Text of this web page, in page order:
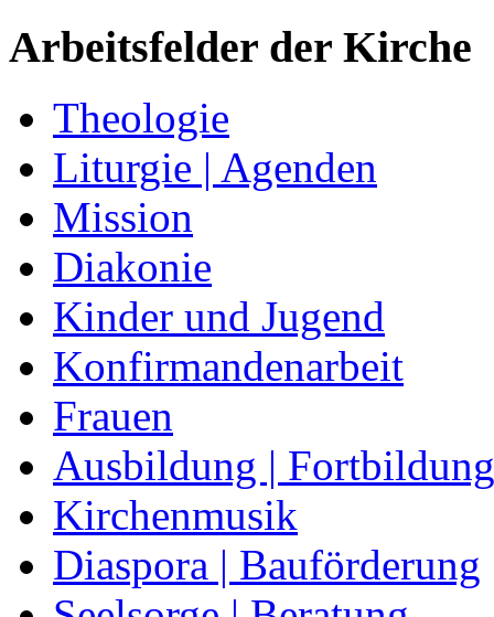
Arbeitsfelder der Kirche
Theologie
Liturgie | Agenden
Mission
Diakonie
Kinder und Jugend
Konfirmandenarbeit
Frauen
Ausbildung | Fortbildung
Kirchenmusik
Diaspora | Bauförderung